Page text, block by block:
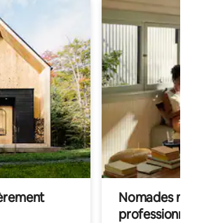
Nomades